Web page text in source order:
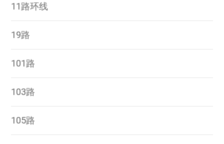
11路环线
19路
101路
103路
105路